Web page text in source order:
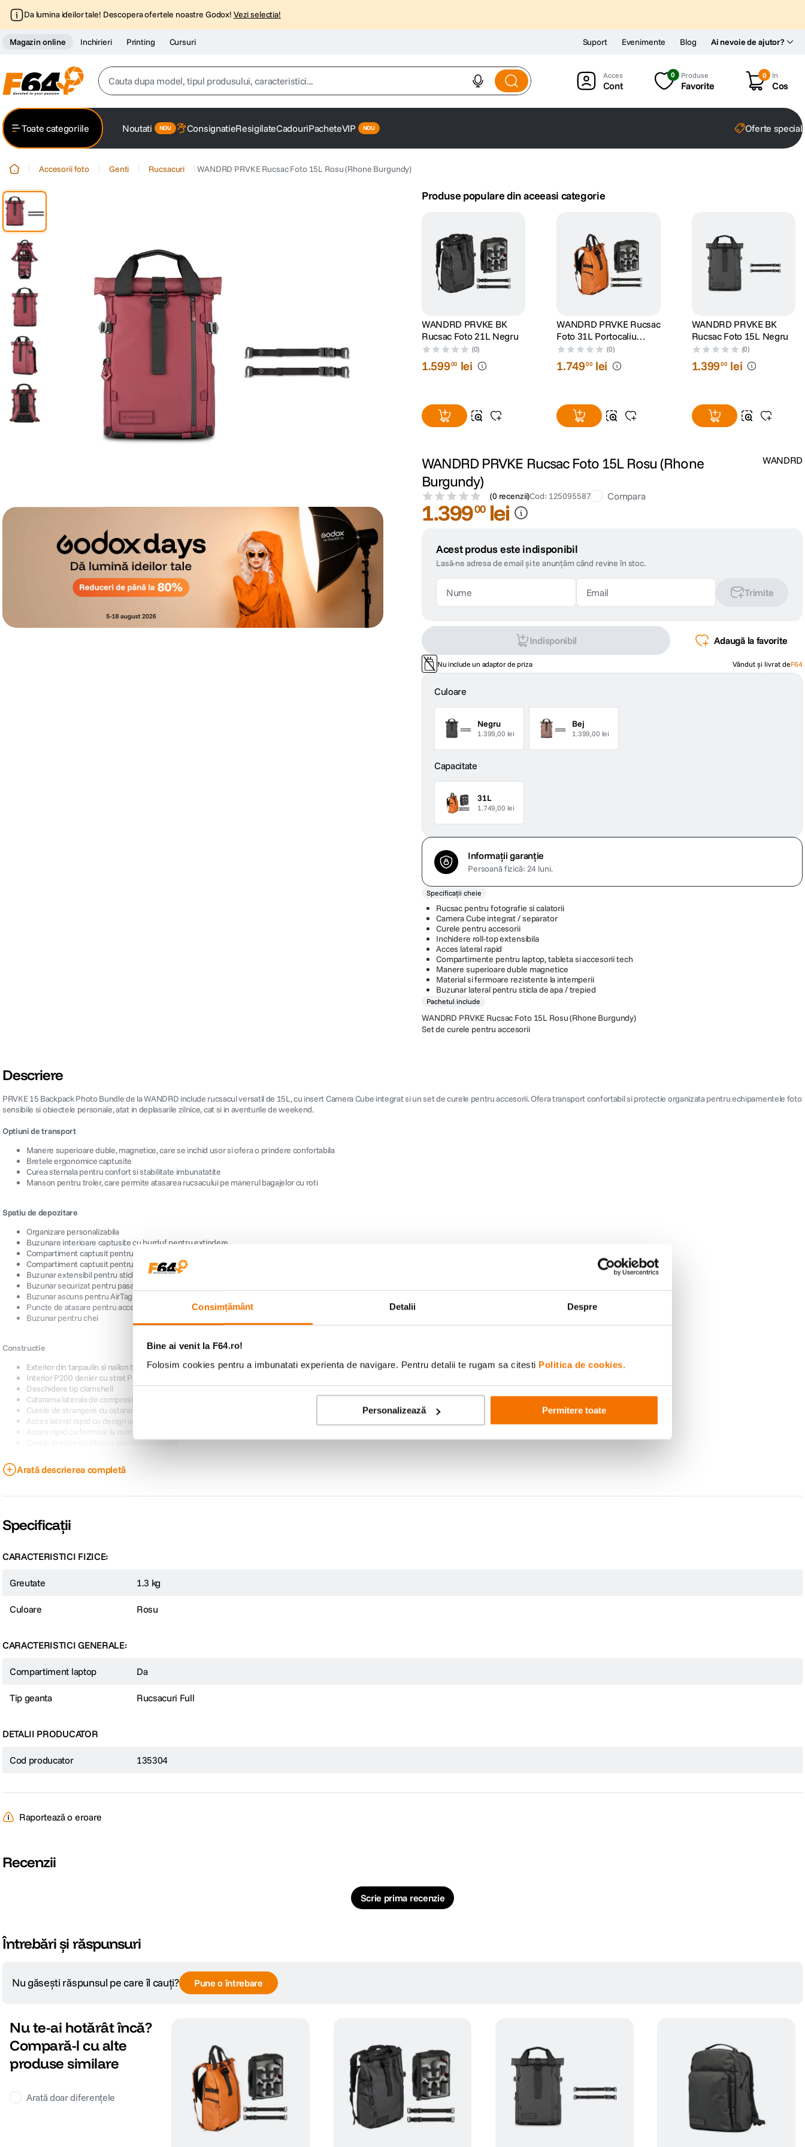
Consimțământ Detalii Despre
Bine ai venit la F64.ro!
Folosim cookies pentru a imbunatati experienta de navigare. Pentru detalii te rugam sa citesti Politica de cookies.
Personalizează Permitere toate
Da lumina ideilor tale! Descopera ofertele noastre Godox! Vezi selectia!
Magazin online Inchirieri Printing Cursuri Ai nevoie de ajutor?
Suport Evenimente Blog
Cauta dupa model, tipul produsului, caracteristici...
2. trepied
5. canon sx740 hs
lavaliera
card memorie
dji osmo
Cont
0 Produse
Favorite
0 In
Cos
Toate categoriile Noutati ConsignatieResigilateCadouriPacheteVIP Oferte
Accesorii foto Genti Rucsacuri WANDRD PRVKE Rucsac Foto 15L Rosu (Rhone Burgundy)
Produse populare din aceeasi categorie
WANDRD PRVKE BK
Rucsac Foto 21L Negru
(0)
1.59900 lei
WANDRD PRVKE Rucsac
Foto 31L Portocaliu
(Sedona Orange)
(0)
1.74900 lei
WANDRD PRVKE BK
Rucsac Foto 15L Negru
(0)
1.39900 lei
WANDRD PRVKE Rucsac Foto 15L Rosu (Rhone
Burgundy)
(0 recenzii)Cod: 125095587 Compara
WANDRD
1.39900 lei
Acest produs este indisponibil
Lasă-ne adresa de email și te anunțăm când revine în stoc.
Trimite
Indisponibil Adaugă la favorite
Nu include un adaptor de priza Vândut și livrat deF64
Culoare
Negru
1.399,00 lei
Bej
1.399,00 lei
Capacitate
31L
1.749,00 lei
Informații garanție
Persoană fizică: 24 luni.
Specificații cheie
Rucsac pentru fotografie si calatorii
Camera Cube integrat / separator
Curele pentru accesorii
Inchidere roll-top extensibila
Acces lateral rapid
Compartimente pentru laptop, tableta si accesorii tech
Manere superioare duble magnetice
Material si fermoare rezistente la intemperii
Buzunar lateral pentru sticla de apa / trepied
Pachetul include
WANDRD PRVKE Rucsac Foto 15L Rosu (Rhone Burgundy)
Set de curele pentru accesorii
Descriere
PRVKE 15 Backpack Photo Bundle de la WANDRD include rucsacul versatil de 15L, cu insert Camera Cube integrat si un set de curele pentru accesorii. Ofera transport confortabil si protectie organizata pentru echipamentele foto
sensibile si obiectele personale, atat in deplasarile zilnice, cat si in aventurile de weekend.
Optiuni de transport
Manere superioare duble, magnetice, care se inchid usor si ofera o prindere confortabila
Bretele ergonomice captusite
Curea sternala pentru confort si stabilitate imbunatatite
Manson pentru troler, care permite atasarea rucsacului pe manerul bagajelor cu roti
Spatiu de depozitare
Organizare personalizabila
Buzunare interioare captusite cu burduf pentru extindere
Compartiment captusit pentru laptop de 16"
Compartiment captusit pentru tableta de 12,9"
Buzunar extensibil pentru sticla de apa sau trepied
Buzunar securizat pentru pasaport
Buzunar ascuns pentru AirTag in compartimentul de laptop
Puncte de atasare pentru accesorii
Buzunar pentru chei
Constructie
Exterior din tarpaulin si nailon balistic 1690D
Interior P200 denier cu strat PU
Deschidere tip clamshell
Catarama laterala de compresie
Curele de strangere cu catarame metalice
Acces lateral rapid cu design adanc
Acces rapid cu fermoar la compartimentul rolltop
Curele si material interior asortate cromatic
Specificatii:
Dimensiuni interne: 40,6 x 27,3 x 10,8 cm
Acces lateral: 22,9 x 10,8 cm
Materiale: Tarpaulin P900D, nailon balistic N840D, interior P200D, nailon Nylex, fermoare YKK
Arată descrierea completă
Specificații
CARACTERISTICI FIZICE:
Greutate 1.3 kg
Culoare Rosu
CARACTERISTICI GENERALE:
Compartiment laptop Da
Tip geanta Rucsacuri Full
DETALII PRODUCATOR
Cod producator 135304
Raportează o eroare
Recenzii
Scrie prima recenzie
Întrebări și răspunsuri
Nu găsești răspunsul pe care îl cauți? Pune o întrebare
Nu te-ai hotărât încă?
Compară-l cu alte
produse similare
Arată doar diferențele